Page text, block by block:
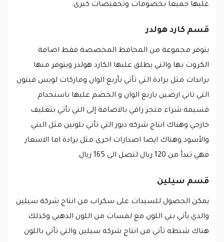
عليها جميعا بخصومات وتخفيضات كبرى.
قسم كارد هولدر
يتوفر مجموعة من المحافظ المخصصة فقط اضافة
الكروت بها والتي يطلق عليها الكارد هولدر ويتوفر منها
براندات مثل برادة التي تأتي بأربع الوان وماركات لويس فيتون
التي تاتي ارضين باربع الوان و الخصم عليها باستخدام
قسيمة شراء متجر راقي بالاضافة إلى التي تأتي بتغليف
خارجي وهناك انتاج شركه ديور التي تأتي بلونين مثل البني
والأسود وهناك ايضا اصدارات اخرى مثل برادة اما الاسعار
فهي تبدأ من 120 ريال لتصل الى 165 ريال.
قسم سيلين
يمكن الحصول للسيدات على سكراب من انتاج شركة سيلين
والذي يأتي بني اللون مع لمسات من اللون الذهبي وكذلك
هناك شنطه تأتي من انتاج شركه سيلين والتي تأتي باللون